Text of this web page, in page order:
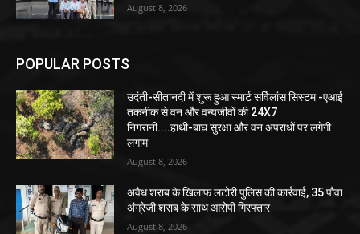
August 8, 2026
POPULAR POSTS
उदंती-सीतानदी में शुरू हुआ स्मार्ट सर्विलांस सिस्टम -एआई
तकनीक से वन और वन्यजीवों की 24X7
निगरानी....हाथी-बाघ सुरक्षा और वन अपराधों पर लगेगी
लगाम
August 8, 2026
अवैध शराब के खिलाफ लटोरी पुलिस की कार्रवाई, 35 पौवा
अंग्रेजी शराब के साथ आरोपी गिरफ्तार
August 8, 2026